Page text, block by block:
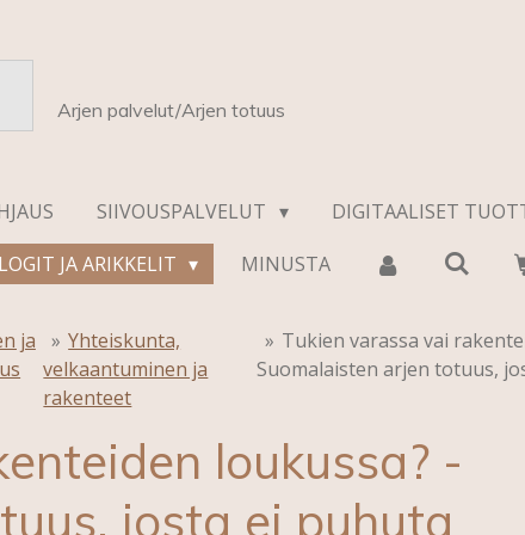
Arjen palvelut/Arjen totuus
SIIVOUSPALVELUT
DIGITAALISET
JA ARIKKELIT MINUSTA
ja
» Yhteiskunta,
velkaantuminen ja
rakenteet
» Tukien varassa vai
Suomalaisten arjen totuus,
loukussa? -
josta ei puhuta